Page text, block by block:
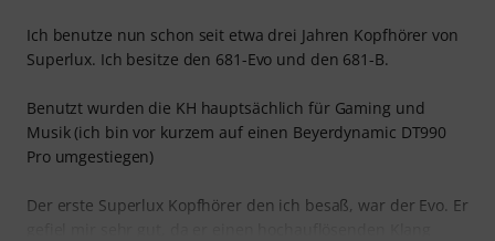
Ich benutze nun schon seit etwa drei Jahren Kopfhörer von
Superlux. Ich besitze den 681-Evo und den 681-B.
Benutzt wurden die KH hauptsächlich für Gaming und
Musik (ich bin vor kurzem auf einen Beyerdynamic DT990
Pro umgestiegen)
Der erste Superlux Kopfhörer den ich besaß, war der Evo. Er